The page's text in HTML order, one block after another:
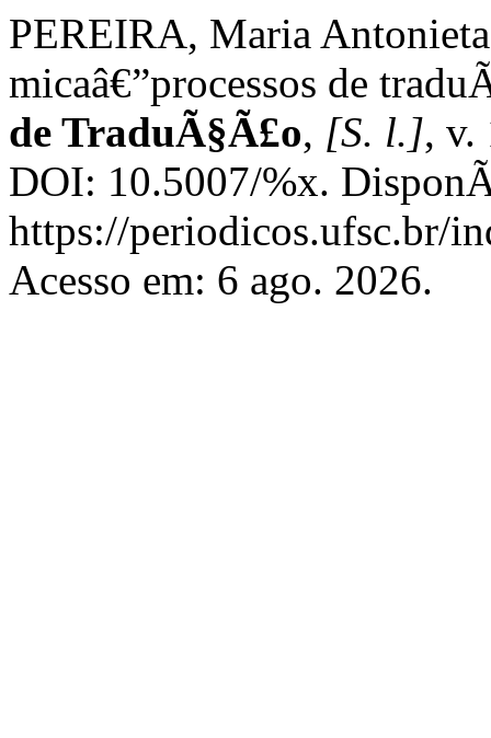
PEREIRA, Maria
micaâ€”processos de
de TraduÃ§Ã£o, [S. l.], v.
DOI: 10.5007/%x.
https://periodicos.ufsc.br/
Acesso em: 6 ago. 2026.